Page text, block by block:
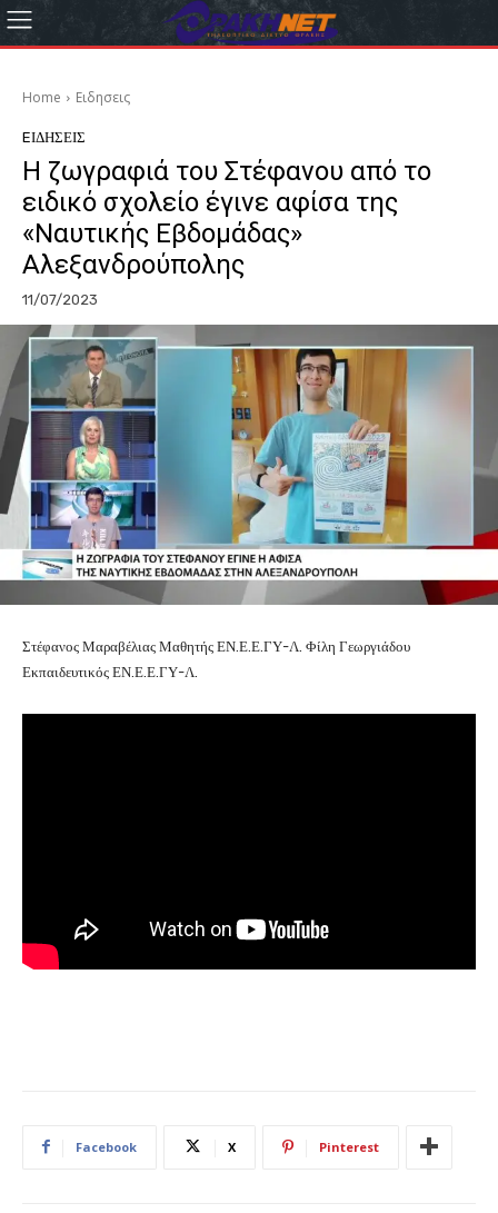
Home Eιδησεις
EΙΔΗΣΕΙΣ
Η ζωγραφιά του Στέφανου από το
ειδικό σχολείο έγινε αφίσα της
«Ναυτικής Εβδομάδας»
Αλεξανδρούπολης
11/07/2023
Στέφανος Μαραβέλιας Μαθητής ΕΝ.Ε.Ε.ΓΥ-Λ. Φίλη Γεωργιάδου
Εκπαιδευτικός ΕΝ.Ε.Ε.ΓΥ-Λ.
Facebook X Pinterest